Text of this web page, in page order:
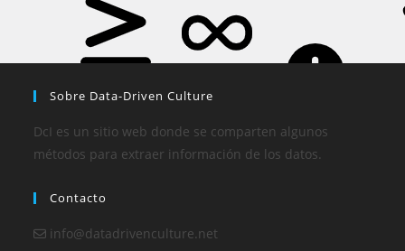
Sobre Data-Driven Culture
DcI es un sitio web donde se comparten algunos
métodos para extraer información de los datos.
Contacto
info@datadrivenculture.net